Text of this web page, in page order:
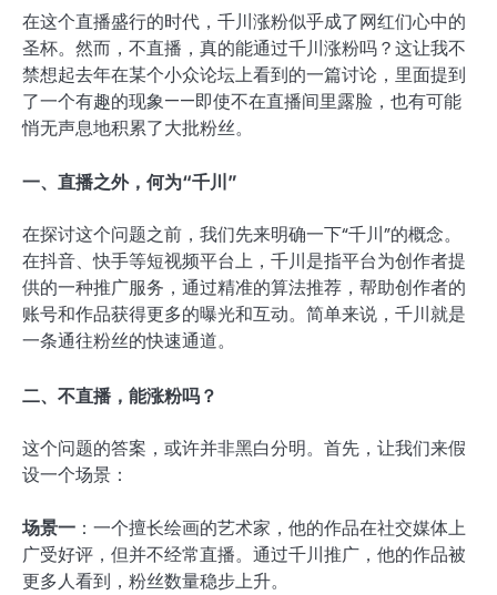
在这个直播盛行的时代，千川涨粉似乎成了网红们心中的
圣杯。然而，不直播，真的能通过千川涨粉吗？这让我不
禁想起去年在某个小众论坛上看到的一篇讨论，里面提到
了一个有趣的现象——即使不在直播间里露脸，也有可能
悄无声息地积累了大批粉丝。
一、直播之外，何为“千川”
在探讨这个问题之前，我们先来明确一下“千川”的概念。
在抖音、快手等短视频平台上，千川是指平台为创作者提
供的一种推广服务，通过精准的算法推荐，帮助创作者的
账号和作品获得更多的曝光和互动。简单来说，千川就是
一条通往粉丝的快速通道。
二、不直播，能涨粉吗？
这个问题的答案，或许并非黑白分明。首先，让我们来假
设一个场景：
场景一 ：一个擅长绘画的艺术家，他的作品在社交媒体上
广受好评，但并不经常直播。通过千川推广，他的作品被
更多人看到，粉丝数量稳步上升。